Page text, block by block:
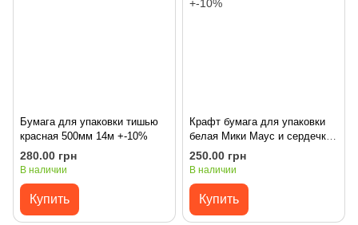
Бумага для упаковки тишью
красная 500мм 14м +-10%
280.00 грн
В наличии
Купить
Крафт бумага для упаковки
белая Мики Маус и сердечко
700мм 10м +-10%
250.00 грн
В наличии
Купить